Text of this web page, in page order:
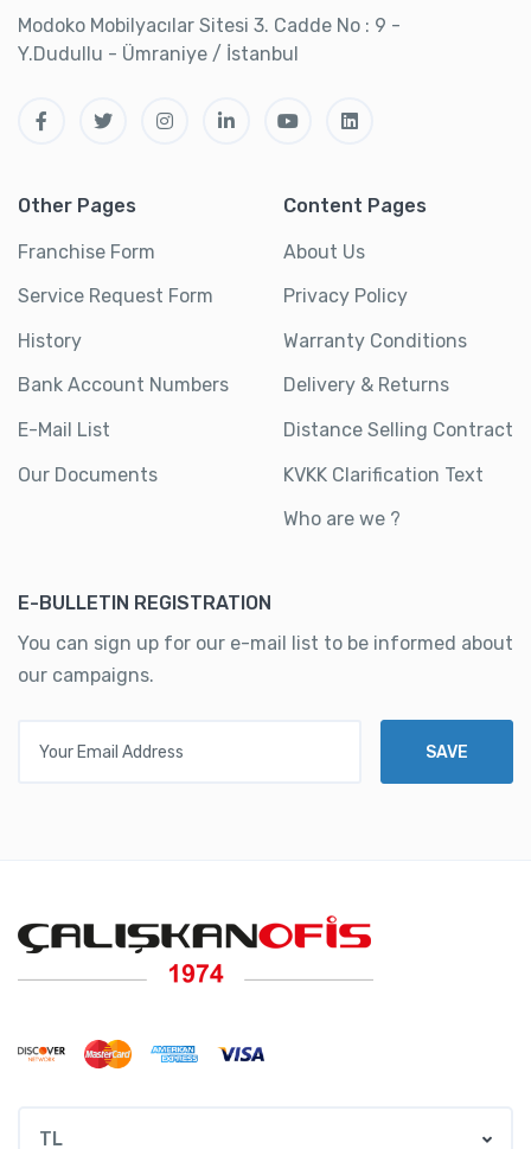
Modoko Mobilyacılar Sitesi 3. Cadde No : 9 -
Y.Dudullu - Ümraniye / İstanbul
Other Pages
Franchise Form
Service Request Form
History
Bank Account Numbers
E-Mail List
Our Documents
Content Pages
About Us
Privacy Policy
Warranty Conditions
Delivery & Returns
Distance Selling Contract
KVKK Clarification Text
Who are we ?
E-BULLETIN REGISTRATION
You can sign up for our e-mail list to be informed about
our campaigns.
SAVE
TL